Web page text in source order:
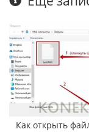
Как открыть